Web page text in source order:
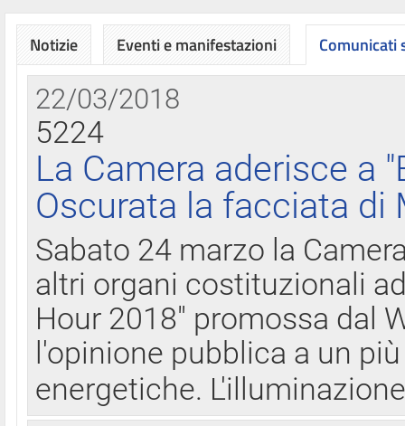
Notizie Eventi e manifestazioni Comunicati
22/03/2018
5224
La Camera aderisce a
Oscurata la facciata di
Sabato 24 marzo la
altri organi costituzionali
Hour 2018" promossa dal
l'opinione pubblica a un
energetiche.